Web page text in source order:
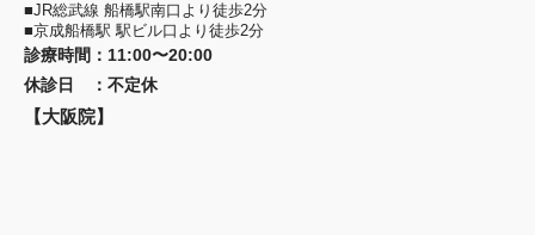
■JR総武線 船橋駅南口より徒歩2分
■京成船橋駅 駅ビル口より徒歩2分
診療時間 ： 11:00〜20:00
休診日
： 不定休
【大阪院】